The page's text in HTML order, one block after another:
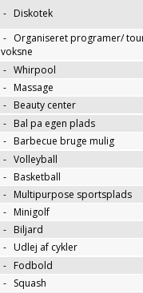
- Diskotek
- Organiseret programer/
voksne
- Whirpool
- Massage
- Beauty center
- Bal pa egen plads
- Barbecue bruge mulig
- Volleyball
- Basketball
- Multipurpose sportsplads
- Minigolf
- Biljard
- Udlej af cykler
- Fodbold
- Squash